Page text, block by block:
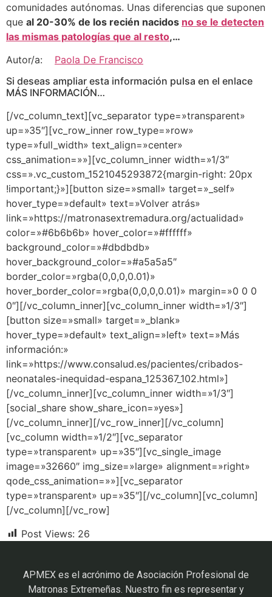
comunidades autónomas. Unas diferencias que suponen
que al 20-30% de los recién nacidos no se le detecten
las mismas patologías que al resto,…
Autor/a: Paola De Francisco
Si deseas ampliar esta información pulsa en el enlace
MÁS INFORMACIÓN…
[/vc_column_text][vc_separator type=»transparent»
up=»35″][vc_row_inner row_type=»row»
type=»full_width» text_align=»center»
css_animation=»»][vc_column_inner width=»1/3″
css=».vc_custom_1521045293872{margin-right: 20px
!important;}»][button size=»small» target=»_self»
hover_type=»default» text=»Volver atrás»
link=»https://matronasextremadura.org/actualidad»
color=»#6b6b6b» hover_color=»#ffffff»
background_color=»#dbdbdb»
hover_background_color=»#a5a5a5″
border_color=»rgba(0,0,0,0.01)»
hover_border_color=»rgba(0,0,0,0.01)» margin=»0 0 0
0″][/vc_column_inner][vc_column_inner width=»1/3″]
[button size=»small» target=»_blank»
hover_type=»default» text_align=»left» text=»Más
información:»
link=»https://www.consalud.es/pacientes/cribados-
neonatales-inequidad-espana_125367_102.html»]
[/vc_column_inner][vc_column_inner width=»1/3″]
[social_share show_share_icon=»yes»]
[/vc_column_inner][/vc_row_inner][/vc_column]
[vc_column width=»1/2″][vc_separator
type=»transparent» up=»35″][vc_single_image
image=»32660″ img_size=»large» alignment=»right»
qode_css_animation=»»][vc_separator
type=»transparent» up=»35″][/vc_column][vc_column]
[/vc_column][/vc_row]
Post Views: 26
APMEX es el acrónimo de Asociación Profesional de
Matronas Extremeñas. Nuestro fin es representar y